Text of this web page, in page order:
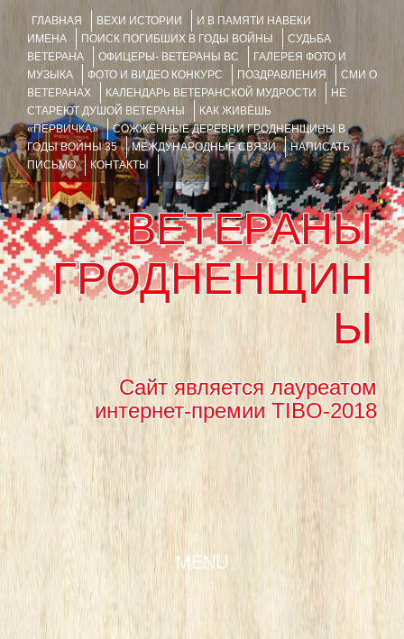
ГЛАВНАЯ ВЕХИ ИСТОРИИ
И В ПАМЯТИ НАВЕКИ
ИМЕНА
ПОИСК ПОГИБШИХ В ГОДЫ ВОЙНЫ
СУДЬБА
ВЕТЕРАНА
ОФИЦЕРЫ- ВЕТЕРАНЫ ВС
ГАЛЕРЕЯ ФОТО И
МУЗЫКА
ФОТО И ВИДЕО КОНКУРС ПОЗДРАВЛЕНИЯ
СМИ О
ВЕТЕРАНАХ
КАЛЕНДАРЬ ВЕТЕРАНСКОЙ МУДРОСТИ
НЕ
СТАРЕЮТ ДУШОЙ ВЕТЕРАНЫ
КАК ЖИВЁШЬ
«ПЕРВИЧКА»
СОЖЖЁННЫЕ ДЕРЕВНИ ГРОДНЕНЩИНЫ В
ГОДЫ ВОЙНЫ 35
МЕЖДУНАРОДНЫЕ СВЯЗИ
НАПИСАТЬ
ПИСЬМО
КОНТАКТЫ
ВЕТЕРАНЫ
ГРОДНЕНЩИН
Ы
Сайт является лауреатом
интернет-премии TIBO-2018
MENU
SKIP TO CONTENT